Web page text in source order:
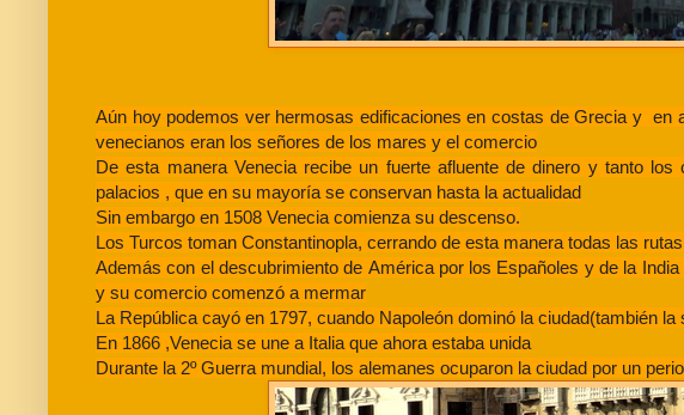
Aún hoy podemos ver hermosas edificaciones en costas de Grecia y en
venecianos eran los señores de los mares y el comercio
De esta manera Venecia recibe un fuerte afluente de dinero y tanto
palacios , que en su mayoría se conservan hasta la actualidad
Sin embargo en 1508 Venecia comienza su descenso.
Los Turcos toman Constantinopla, cerrando de esta manera todas las
Además con el descubrimiento de América por los Españoles y de la
y su comercio comenzó a mermar
La República cayó en 1797, cuando Napoleón dominó la ciudad(también
En 1866 ,Venecia se une a Italia que ahora estaba unida
Durante la 2º Guerra mundial, los alemanes ocuparon la ciudad por un